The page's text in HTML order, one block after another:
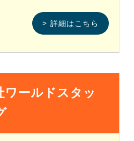
> 詳細はこちら
ワールドスタッ